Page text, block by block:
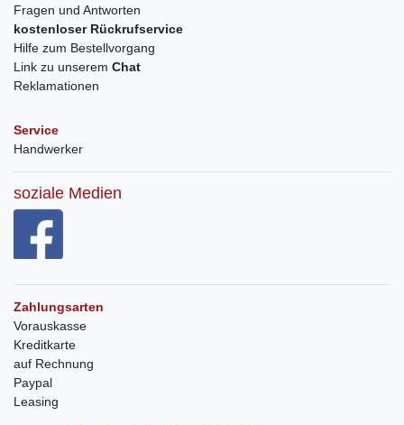
Fragen und Antworten
kostenloser Rückrufservice
Hilfe zum Bestellvorgang
Link zu unserem Chat
Reklamationen
Service
Handwerker
soziale Medien
Zahlungsarten
Vorauskasse
Kreditkarte
auf Rechnung
Paypal
Leasing